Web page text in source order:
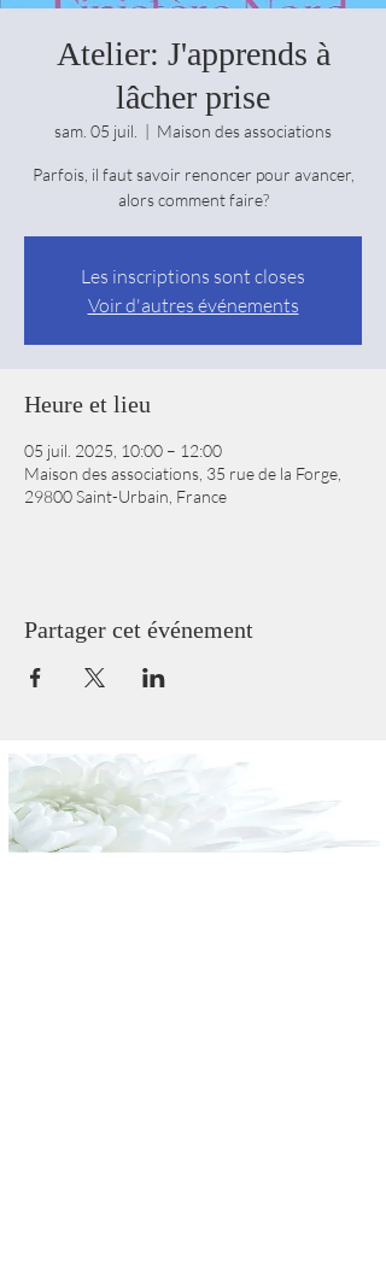
Atelier: J'apprends à
lâcher prise
sam. 05 juil.
  |
Maison des associations
Parfois, il faut savoir renoncer pour avancer,
alors comment faire?
Les inscriptions sont closes
Voir d'autres événements
Heure et lieu
05 juil. 2025, 10:00 – 12:00
Maison des associations, 35 rue de la Forge,
29800 Saint-Urbain, France
Partager cet événement